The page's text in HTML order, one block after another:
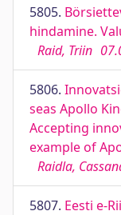
5805.
hindamine.
Raid, Triin
5806.
seas Apollo
Accepting
example of
Raidla,
5807. Eesti e-